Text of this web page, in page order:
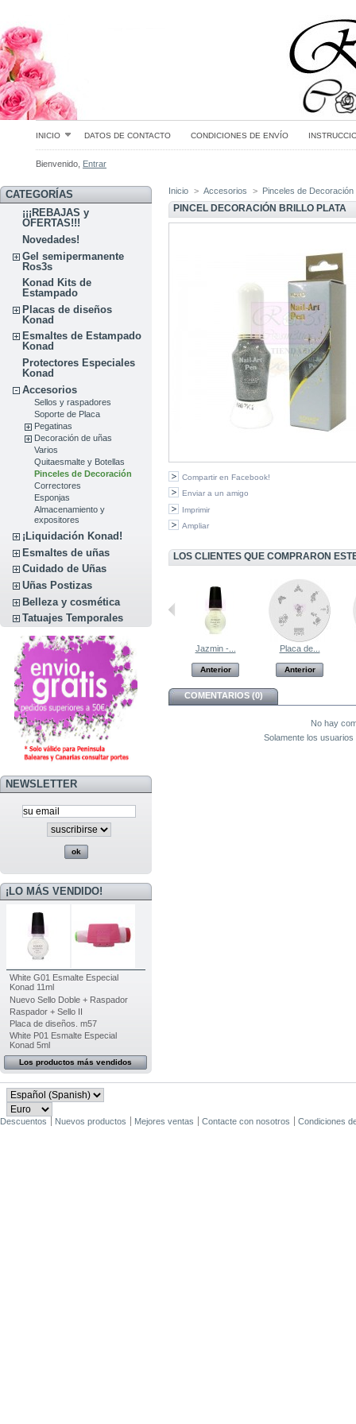
INICIO DATOS DE CONTACTO CONDICIONES DE ENVÍO
Bienvenido, Entrar
CATEGORÍAS
¡¡¡REBAJAS y
OFERTAS!!!
Novedades!
Gel semipermanente
Ros3s
Konad Kits de
Estampado
Placas de diseños
Konad
Esmaltes de Estampado
Konad
Protectores Especiales
Konad
Accesorios
Sellos y raspadores
Soporte de Placa
Pegatinas
Decoración de uñas
Varios
Quitaesmalte y Botellas
Pinceles de Decoración
Correctores
Esponjas
Almacenamiento y
expositores
¡Liquidación Konad!
Esmaltes de uñas
Cuidado de Uñas
Uñas Postizas
Belleza y cosmética
Tatuajes Temporales
NEWSLETTER
¡LO MÁS VENDIDO!
White G01 Esmalte Especial
Konad 11ml
Nuevo Sello Doble + Raspador
Raspador + Sello II
Placa de diseños. m57
White P01 Esmalte Especial
Konad 5ml
Los productos más vendidos
Inicio > Accesorios > Pinceles de Decoración
PINCEL DECORACIÓN BRILLO PLATA
Compartir en Facebook!
Enviar a un amigo
Imprimir
Ampliar
LOS CLIENTES QUE COMPRARON
Placa de...
Anterior
15 ml Royal...
Anterior
Jazmin -...
Anterior
Placa de...
Anterior
COMENTARIOS (0)
No hay
Solamente los
Descuentos Nuevos productos Mejores ventas Contacte con nosotros Condiciones